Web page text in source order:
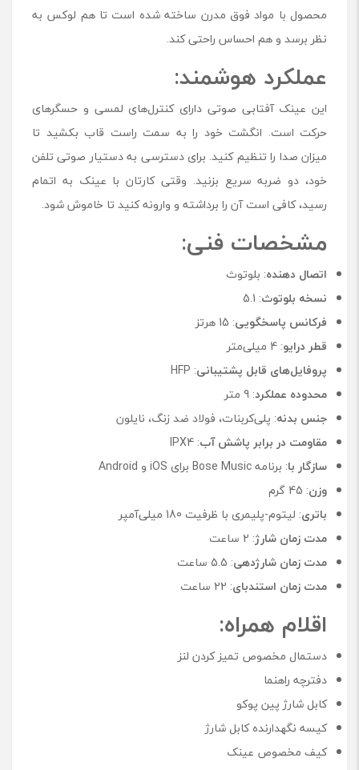
محصول با مواد فوق مدرن ساخته شده است تا هم لوکس به
نظر برسد و هم احساس راحتی کند.
عملکرد هوشمند:
این عینک آفتابی صوتی دارای کنترل‌های لمسی و حسگرهای
حرکت است. انگشت خود را به سمت راست قاب بکشید تا
میزان صدا را تنظیم کنید. برای دسترسی به دستیار صوتی تلفن
خود، دو ضربه سریع بزنید. وقتی کارتان با عینک به اتمام
رسید، کافی است آن را برداشته و وارونه کنید تا خاموش شود.
مشخصات فنی:
اتصال دهنده: بلوتوث
نسخه بلوتوث: 5.1
فرکانس پاسخگویی: 15 هرتز
قطر درایو: 4 میلی‌متر
پروفایل‌های قابل پشتیبانی: HFP
محدوده عملکرد: 9 متر
جنس بدنه: پلی‌کربنات، فولاد ضد زنگ، نایلون
مقاومت در برابر پاشش آب: IPX4
سازگار با: برنامه Bose Music برای iOS و Android
وزن: 45 گرم
باتری: لیتوم-پلیمری با ظرفیت 180 میلی‌آمپر
مدت زمان شارژ: 2 ساعت
مدت زمان شارژدهی: 5.5 ساعت
مدت زمان استندبای: 22 ساعت
اقلام همراه:
دستمال مخصوص تمیز کردن لنز
دفترچه راهنما
کابل شارژ پین پوکو
کیسه نگهدارنده کابل شارژ
کیف مخصوص عینک